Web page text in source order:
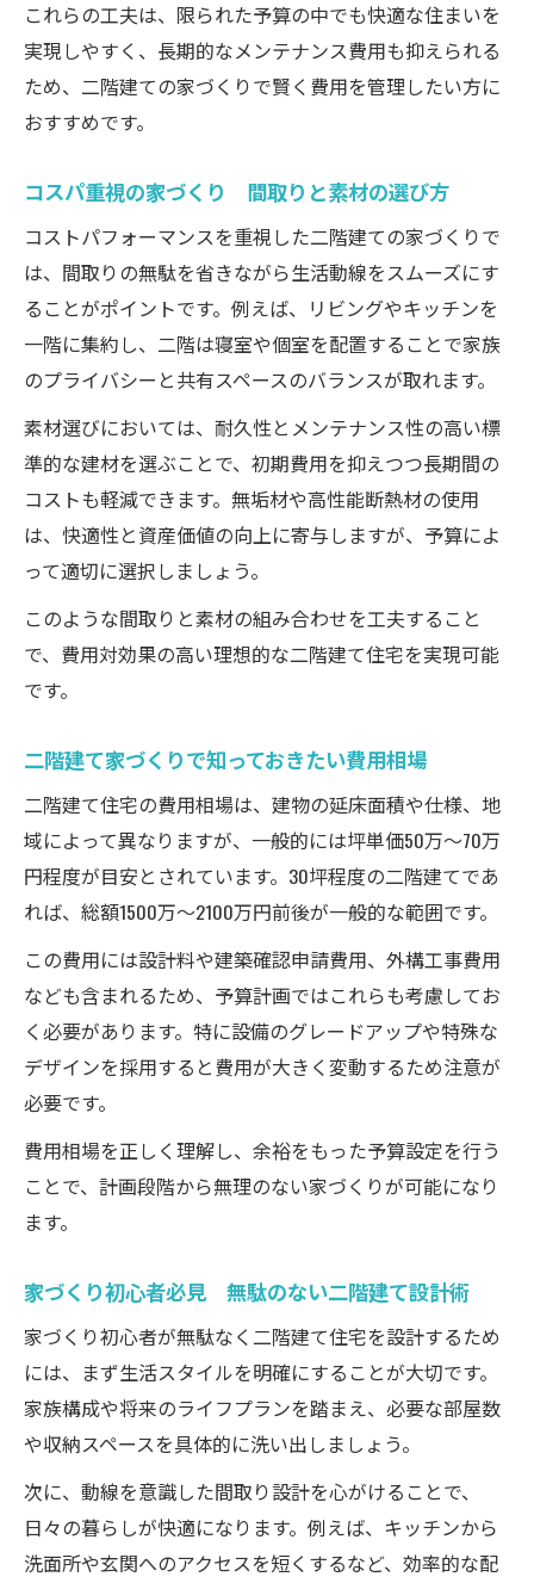
これらの工夫は、限られた予算の中でも快適な住まいを
実現しやすく、長期的なメンテナンス費用も抑えられる
ため、二階建ての家づくりで賢く費用を管理したい方に
おすすめです。
コスパ重視の家づくり 間取りと素材の選び方
コストパフォーマンスを重視した二階建ての家づくりで
は、間取りの無駄を省きながら生活動線をスムーズにす
ることがポイントです。例えば、リビングやキッチンを
一階に集約し、二階は寝室や個室を配置することで家族
のプライバシーと共有スペースのバランスが取れます。
素材選びにおいては、耐久性とメンテナンス性の高い標
準的な建材を選ぶことで、初期費用を抑えつつ長期間の
コストも軽減できます。無垢材や高性能断熱材の使用
は、快適性と資産価値の向上に寄与しますが、予算によ
って適切に選択しましょう。
このような間取りと素材の組み合わせを工夫すること
で、費用対効果の高い理想的な二階建て住宅を実現可能
です。
二階建て家づくりで知っておきたい費用相場
二階建て住宅の費用相場は、建物の延床面積や仕様、地
域によって異なりますが、一般的には坪単価50万～70万
円程度が目安とされています。30坪程度の二階建てであ
れば、総額1500万～2100万円前後が一般的な範囲です。
この費用には設計料や建築確認申請費用、外構工事費用
なども含まれるため、予算計画ではこれらも考慮してお
く必要があります。特に設備のグレードアップや特殊な
デザインを採用すると費用が大きく変動するため注意が
必要です。
費用相場を正しく理解し、余裕をもった予算設定を行う
ことで、計画段階から無理のない家づくりが可能になり
ます。
家づくり初心者必見 無駄のない二階建て設計術
家づくり初心者が無駄なく二階建て住宅を設計するため
には、まず生活スタイルを明確にすることが大切です。
家族構成や将来のライフプランを踏まえ、必要な部屋数
や収納スペースを具体的に洗い出しましょう。
次に、動線を意識した間取り設計を心がけることで、
日々の暮らしが快適になります。例えば、キッチンから
洗面所や玄関へのアクセスを短くするなど、効率的な配